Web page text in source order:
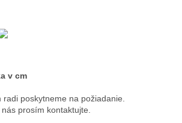
v cm
poskytneme na požiadanie.
prosím kontaktujte.